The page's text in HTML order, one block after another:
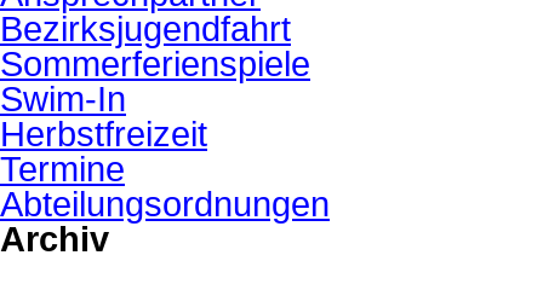
Bezirksjugendfahrt
Sommerferienspiele
Swim-In
Herbstfreizeit
Termine
Abteilungsordnungen
Archiv